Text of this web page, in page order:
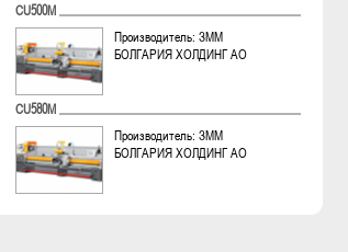
CU500M
Производитель: ЗММ
БОЛГАРИЯ ХОЛДИНГ АО
CU580M
Производитель: ЗММ
БОЛГАРИЯ ХОЛДИНГ АО